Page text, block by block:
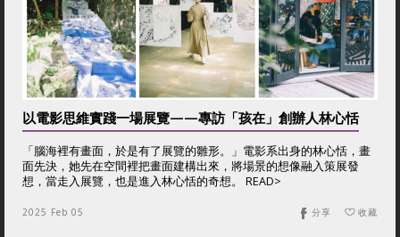
以電影思維實踐一場展覽——專訪「孩在」創辦人林心恬
「腦海裡有畫面，於是有了展覽的雛形。」電影系出身的林心恬，畫
面先決，她先在空間裡把畫面建構出來，將場景的想像融入策展發
想，當走入展覽，也是進入林心恬的奇想。 READ>
2025 Feb 05 收藏
分享